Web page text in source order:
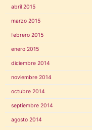
abril 2015
marzo 2015
febrero 2015
enero 2015
diciembre 2014
noviembre 2014
octubre 2014
septiembre 2014
agosto 2014